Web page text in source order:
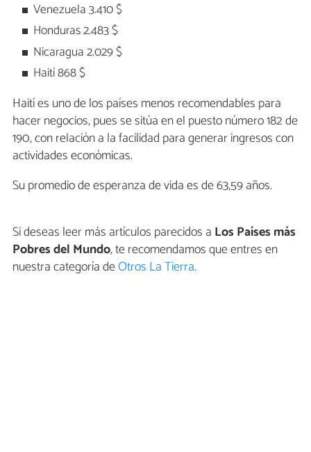
Venezuela 3.410 $
Honduras 2.483 $
Nicaragua 2.029 $
Haití 868 $
Haití es uno de los países menos recomendables para
hacer negocios, pues se sitúa en el puesto número 182 de
190, con relación a la facilidad para generar ingresos con
actividades económicas.
Su promedio de esperanza de vida es de 63,59 años.
Si deseas leer más artículos parecidos a Los Países más
Pobres del Mundo, te recomendamos que entres en
nuestra categoría deOtros La Tierra.